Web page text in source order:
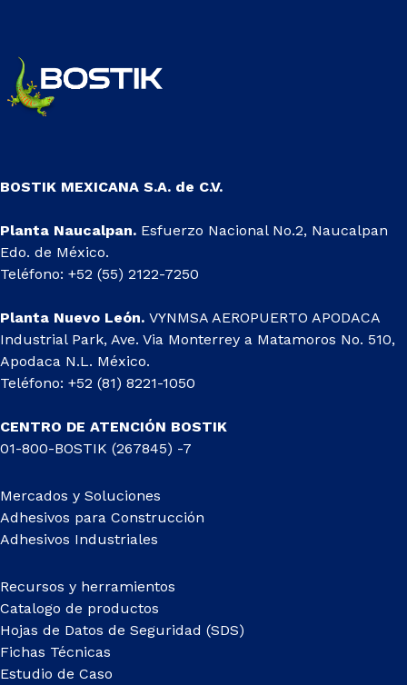
BOSTIK MEXICANA S.A. de C.V.
Planta Naucalpan. Esfuerzo Nacional No.2, Naucalpan
Edo. de México.
Teléfono: +52 (55) 2122-7250
Planta Nuevo León. VYNMSA AEROPUERTO APODACA
Industrial Park, Ave. Via Monterrey a Matamoros No. 510,
Apodaca N.L. México.
Teléfono: +52 (81) 8221-1050
CENTRO DE ATENCIÓN BOSTIK
01-800-BOSTIK (267845) -7
Mercados y Soluciones
Adhesivos para Construcción
Adhesivos Industriales
Recursos y herramientos
Catalogo de productos
Hojas de Datos de Seguridad (SDS)
Fichas Técnicas
Estudio de Caso